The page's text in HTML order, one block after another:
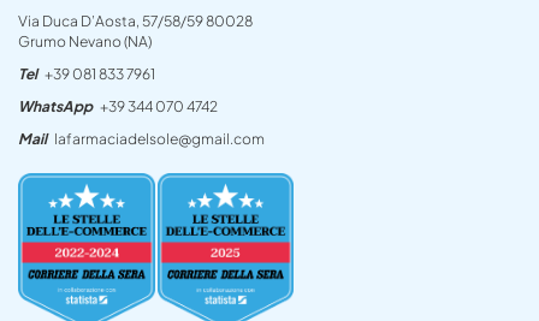
Via Duca D’Aosta, 57/58/59 80028
Grumo Nevano (NA)
Tel +39 081 833 7961
WhatsApp +39 344 070 4742
Mail lafarmaciadelsole@gmail.com